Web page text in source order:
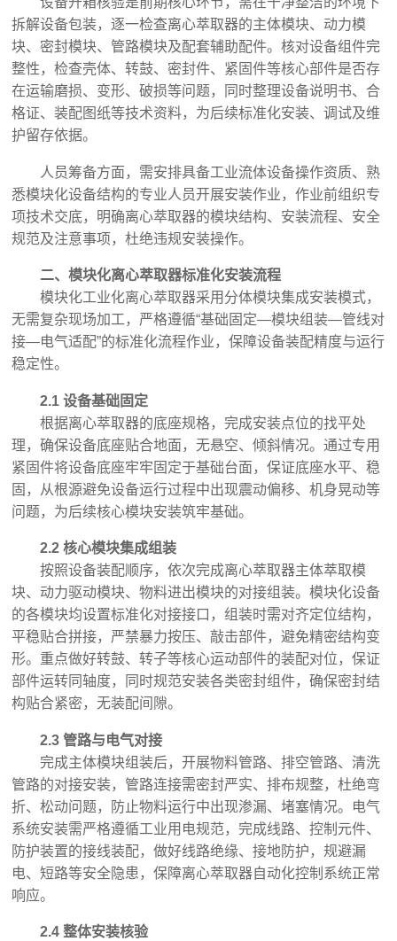
拆解设备包装，逐一检查离心萃取器的主体模块、动力模
块、密封模块、管路模块及配套辅助配件。核对设备组件完
整性，检查壳体、转鼓、密封件、紧固件等核心部件是否存
在运输磨损、变形、破损等问题，同时整理设备说明书、合
格证、装配图纸等技术资料，为后续标准化安装、调试及维
护留存依据。
人员筹备方面，需安排具备工业流体设备操作资质、熟
悉模块化设备结构的专业人员开展安装作业，作业前组织专
项技术交底，明确离心萃取器的模块结构、安装流程、安全
规范及注意事项，杜绝违规安装操作。
二、模块化离心萃取器标准化安装流程
模块化工业化离心萃取器采用分体模块集成安装模式，
无需复杂现场加工，严格遵循“基础固定—模块组装—管线对
接—电气适配”的标准化流程作业，保障设备装配精度与运行
稳定性。
2.1 设备基础固定
根据离心萃取器的底座规格，完成安装点位的找平处
理，确保设备底座贴合地面，无悬空、倾斜情况。通过专用
紧固件将设备底座牢牢固定于基础台面，保证底座水平、稳
固，从根源避免设备运行过程中出现震动偏移、机身晃动等
问题，为后续核心模块安装筑牢基础。
2.2 核心模块集成组装
按照设备装配顺序，依次完成离心萃取器主体萃取模
块、动力驱动模块、物料进出模块的对接组装。模块化设备
的各模块均设置标准化对接接口，组装时需对齐定位结构，
平稳贴合拼接，严禁暴力按压、敲击部件，避免精密结构变
形。重点做好转鼓、转子等核心运动部件的装配对位，保证
部件运转同轴度，同时规范安装各类密封组件，确保密封结
构贴合紧密，无装配间隙。
2.3 管路与电气对接
完成主体模块组装后，开展物料管路、排空管路、清洗
管路的对接安装，管路连接需密封严实、排布规整，杜绝弯
折、松动问题，防止物料运行中出现渗漏、堵塞情况。电气
系统安装需严格遵循工业用电规范，完成线路、控制元件、
防护装置的接线装配，做好线路绝缘、接地防护，规避漏
电、短路等安全隐患，保障离心萃取器自动化控制系统正常
响应。
2.4 整体安装核验